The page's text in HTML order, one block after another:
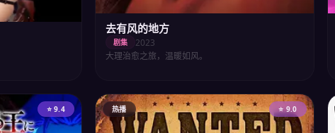
去有风的地方
剧集
2023
大理治愈之旅，温暖如风。
⭐ 9.4 热播 ⭐ 9.0